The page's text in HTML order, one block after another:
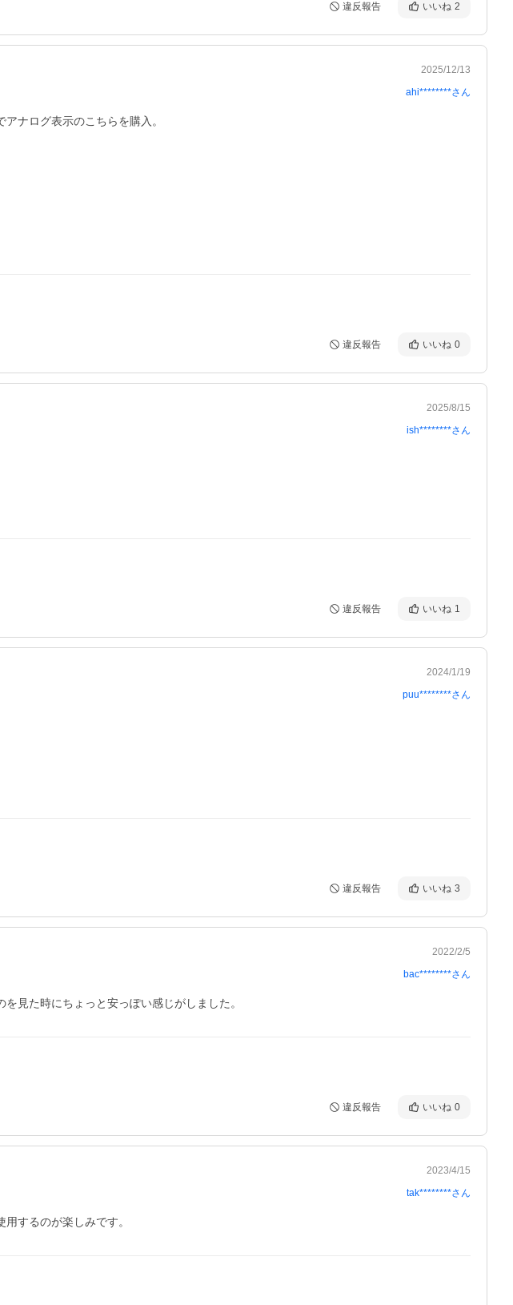
違反報告 いいね 2
2025/12/13
ahi********さん
ナログ表示のこちらを購入。
違反報告 いいね 0
2025/8/15
ish********さん
違反報告 いいね 1
2024/1/19
puu********さん
違反報告 いいね 3
2022/2/5
bac********さん
見た時にちょっと安っぽい感じがしました。
違反報告 いいね 0
2023/4/15
tak********さん
するのが楽しみです。